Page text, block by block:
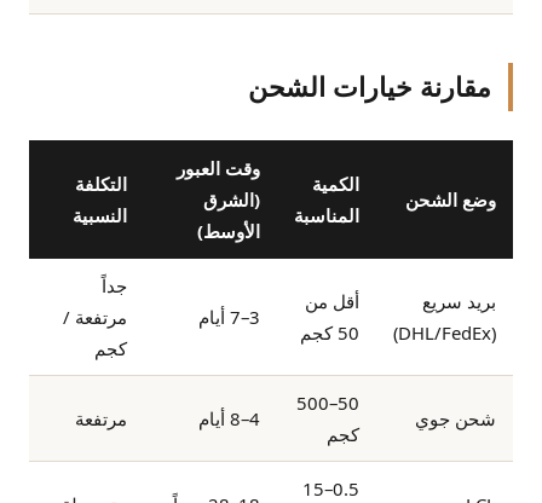
مقارنة خيارات الشحن
وضع الشحن
الكمية
المناسبة
وقت العبور
(الشرق
الأوسط)
التكلفة
النسبية
بريد سريع
(DHL/FedEx)
أقل من
50 كجم
3–7 أيام
جداً
مرتفعة /
كجم
شحن جوي
50–500
كجم
4–8 أيام مرتفعة
0.5–15